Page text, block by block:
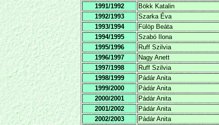
1991/1992
Bökk Katalin
1992/1993
Szarka Éva
1993/1994
Fülöp Beáta
1994/1995
Szabó Ilona
1995/1996
Ruff Szilvia
1996/1997
Nagy Anett
1997/1998
Ruff Szilvia
1998/1999
Pádár Anita
1999/2000
Pádár Anita
2000/2001
Pádár Anita
2001/2002
Pádár Anita
2002/2003
Pádár Anita